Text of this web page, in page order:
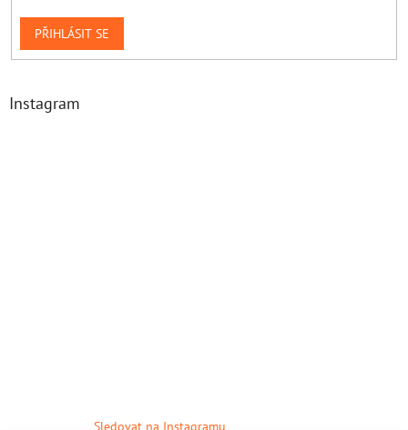
PŘIHLÁSIT SE
Instagram
Sledovat na Instagramu